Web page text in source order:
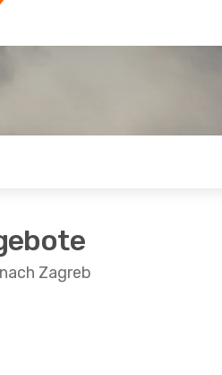
Zagreb